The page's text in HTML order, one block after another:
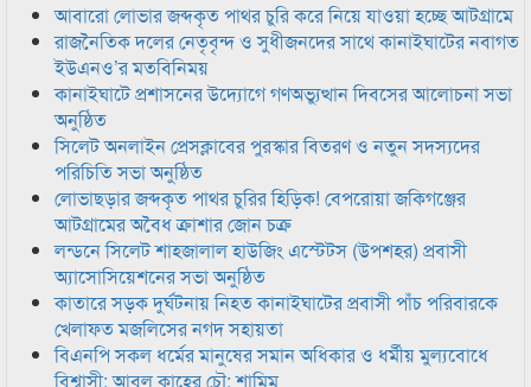
আবারো লোভার জব্দকৃত পাথর চুরি করে নিয়ে যাওয়া হচ্ছে আটগ্রামে
রাজনৈতিক দলের নেতৃবৃন্দ ও সুধীজনদের সাথে কানাইঘাটের নবাগত
ইউএনও’র মতবিনিময়
কানাইঘাটে প্রশাসনের উদ্যোগে গণঅভ্যুত্থান দিবসের আলোচনা সভা
অনুষ্ঠিত
সিলেট অনলাইন প্রেসক্লাবের পুরস্কার বিতরণ ও নতুন সদস্যদের
পরিচিতি সভা অনুষ্ঠিত
লোভাছড়ার জব্দকৃত পাথর চুরির হিড়িক! বেপরোয়া জকিগঞ্জের
আটগ্রামের অবৈধ ক্রাশার জোন চক্র
লন্ডনে সিলেট শাহজালাল হাউজিং এস্টেটস (উপশহর) প্রবাসী
অ্যাসোসিয়েশনের সভা অনুষ্ঠিত
কাতারে সড়ক দুর্ঘটনায় নিহত কানাইঘাটের প্রবাসী পাঁচ পরিবারকে
খেলাফত মজলিসের নগদ সহায়তা
বিএনপি সকল ধর্মের মানুষের সমান অধিকার ও ধর্মীয় মুল্যবোধে
বিশ্বাসী: আবুল কাহের চৌ: শামিম